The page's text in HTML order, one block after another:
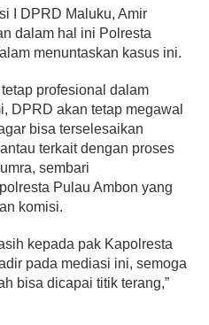
I DPRD Maluku, Amir
dalam hal ini Polresta
menuntaskan kasus ini.
profesional dalam
DPRD akan tetap megawal
bisa terselesaikan
terkait dengan proses
sembari
Pulau Ambon yang
komisi.
kepada pak Kapolresta
pada mediasi ini, semoga
bisa dicapai titik terang,”